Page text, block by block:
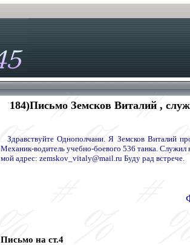
184)Письмо Земсков Виталий ,
Здравствуйте Однополчани. Я Земсков Виталий
Механик-водитель учебно-боевого 536 танка.
мой адрес: zemskov_vitaly@mail.ru Буду рад встрече.
Письмо на ст.4